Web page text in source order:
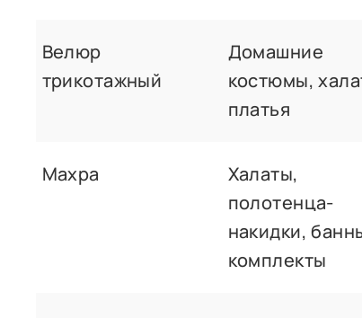
Велюр
трикотажный
Домашние
костюмы,
платья
Махра
Халаты,
полотенца-
накидки,
комплекты